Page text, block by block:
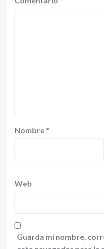
Nombre *
Web
Guarda mi nombre,